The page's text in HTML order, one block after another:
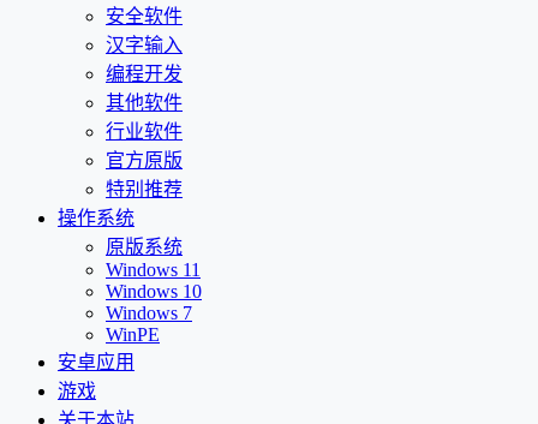
安全软件
汉字输入
编程开发
其他软件
行业软件
官方原版
特别推荐
操作系统
原版系统
Windows 11
Windows 10
Windows 7
WinPE
安卓应用
游戏
关于本站